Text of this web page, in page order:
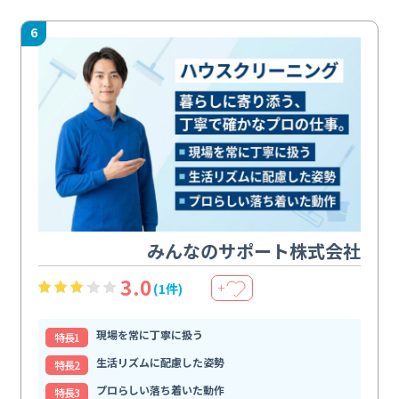
6
みんなのサポート株式会社
3.0(1件) ＋
特⻑1
現場を常に丁寧に扱う
特⻑2
生活リズムに配慮した姿勢
特⻑3
プロらしい落ち着いた動作